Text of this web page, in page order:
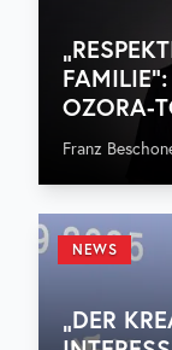
OZORA-
Franz
NEWS
„DER